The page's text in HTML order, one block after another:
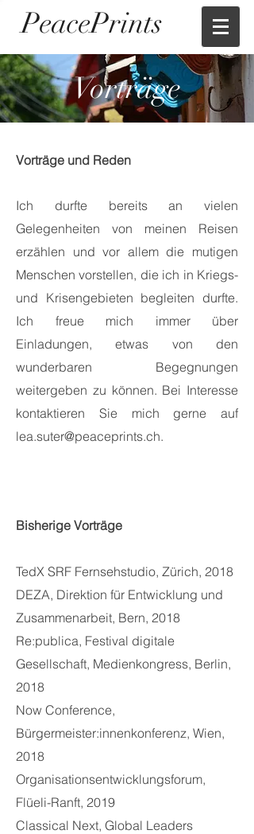
PeacePrints
Vorträge
Vorträge und Reden
Ich durfte bereits an vielen
Gelegenheiten von meinen Reisen
erzählen und vor allem die mutigen
Menschen vorstellen, die ich in Kriegs-
und Krisengebieten begleiten durfte.
Ich freue mich immer über
Einladungen, etwas von den
wunderbaren Begegnungen
weitergeben zu können. Bei Interesse
kontaktieren Sie mich gerne auf
lea.suter@peaceprints.ch.
Bisherige Vorträge
TedX SRF Fernsehstudio, Zürich, 2018
DEZA, Direktion für Entwicklung und
Zusammenarbeit, Bern, 2018
Re:publica, Festival digitale
Gesellschaft, Medienkongress, Berlin,
2018
Now Conference,
Bürgermeister:innenkonferenz, Wien,
2018
Organisationsentwicklungsforum,
Flüeli-Ranft, 2019
Classical Next, Global Leaders